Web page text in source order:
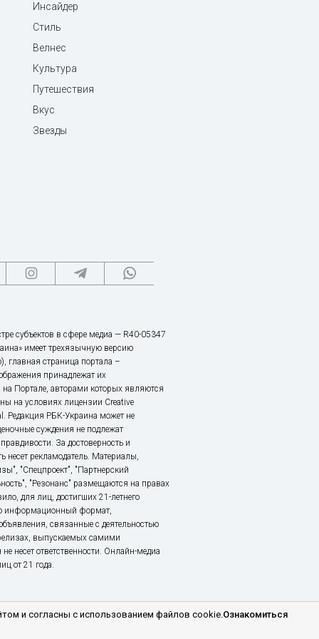
Инсайдер
Стиль
Велнес
Культура
Путешествия
Вкус
Звезды
субъектов в сфере медиа — R40-05347
имеет трехязычную версию
главная страница портала –
принадлежат их
Портале, авторами которых являются
на условиях лицензии Creative
Редакция РБК-Украина может не
суждения не подлежат
За достоверность и
несет рекламодатель. Материалы,
"Спецпроект", "Партнерский
"Резонанс" размещаются на правах
для лиц, достигших 21-летнего
информационный формат,
связанные с деятельностью
выпускаемых самими
несет ответственности. Онлайн-медиа
от 21 года.
и согласны с использованием файлов cookie.Ознакомиться